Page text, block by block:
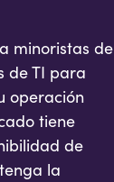
minoristas de
de TI para
operación
tiene
de
la